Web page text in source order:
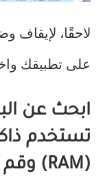
لاحقًا، لإيقاف
على تطبيقك
ابحث عن
تستخدم
(RAM) وقم بإزالتها.